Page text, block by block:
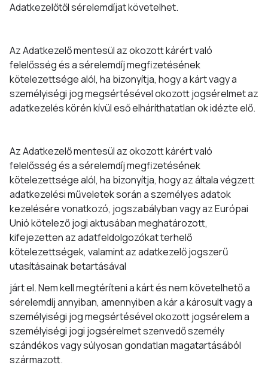
Adatkezelőtől sérelemdíjat követelhet.
Az Adatkezelő mentesül az okozott kárért való
felelősség és a sérelemdíj megfizetésének
kötelezettsége alól, ha bizonyítja, hogy a kárt vagy a
személyiségi jog megsértésével okozott jogsérelmet az
adatkezelés körén kívül eső elháríthatatlan ok idézte elő.
Az Adatkezelő mentesül az okozott kárért való
felelősség és a sérelemdíj megfizetésének
kötelezettsége alól, ha bizonyítja, hogy az általa végzett
adatkezelési műveletek során a személyes adatok
kezelésére vonatkozó, jogszabályban vagy az Európai
Unió kötelező jogi aktusában meghatározott,
kifejezetten az adatfeldolgozókat terhelő
kötelezettségek, valamint az adatkezelő jogszerű
utasításainak betartásával
járt el. Nem kell megtéríteni a kárt és nem követelhető a
sérelemdíj annyiban, amennyiben a kár a károsult vagy a
személyiségi jog megsértésével okozott jogsérelem a
személyiségi jogi jogsérelmet szenvedő személy
szándékos vagy súlyosan gondatlan magatartásából
származott.